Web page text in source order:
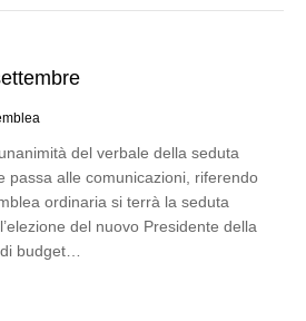
del verbale della seduta
passa alle comunicazioni, riferendo
ordinaria si terrà la seduta
del nuovo Presidente della
budget…